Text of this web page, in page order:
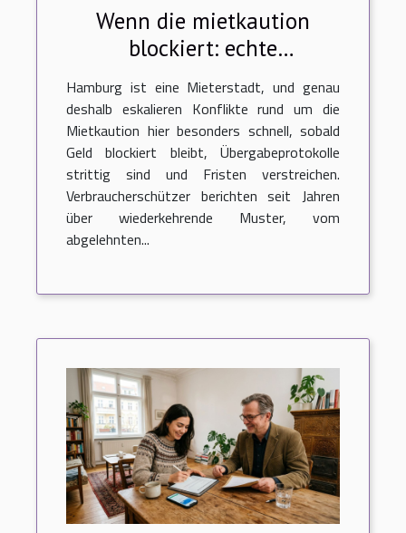
Wenn die mietkaution
blockiert: echte
erzählungen von
mieterstreit in hamburg
Hamburg ist eine Mieterstadt, und genau
deshalb eskalieren Konflikte rund um die
Mietkaution hier besonders schnell, sobald
Geld blockiert bleibt, Übergabeprotokolle
strittig sind und Fristen verstreichen.
Verbraucherschützer berichten seit Jahren
über wiederkehrende Muster, vom
abgelehnten...